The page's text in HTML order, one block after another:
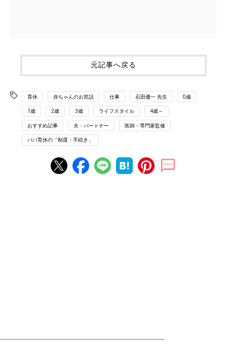
元記事へ戻る
育休 赤ちゃんのお世話 仕事 石田優一 先生 0歳
1歳 2歳 3歳 ライフスタイル 4歳～
おすすめ記事 夫・パートナー 医師・専門家監修
パパ育休の「制度・手続き」